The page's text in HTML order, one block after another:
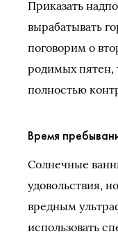
Приказать
вырабатывать
поговорим о
родимых пятен,
полностью
Время
Солнечные
удовольствия,
вредным
использовать